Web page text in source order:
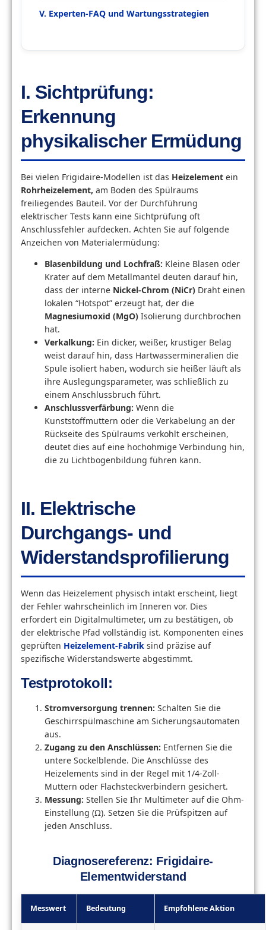
V. Experten-FAQ und Wartungsstrategien
I. Sichtprüfung:
Erkennung
physikalischer Ermüdung
Bei vielen Frigidaire-Modellen ist das Heizelement ein
Rohrheizelement, am Boden des Spülraums
freiliegendes Bauteil. Vor der Durchführung
elektrischer Tests kann eine Sichtprüfung oft
Anschlussfehler aufdecken. Achten Sie auf folgende
Anzeichen von Materialermüdung:
Blasenbildung und Lochfraß: Kleine Blasen oder
Krater auf dem Metallmantel deuten darauf hin,
dass der interne Nickel-Chrom (NiCr) Draht einen
lokalen “Hotspot” erzeugt hat, der die
Magnesiumoxid (MgO) Isolierung durchbrochen
hat.
Verkalkung: Ein dicker, weißer, krustiger Belag
weist darauf hin, dass Hartwassermineralien die
Spule isoliert haben, wodurch sie heißer läuft als
ihre Auslegungsparameter, was schließlich zu
einem Anschlussbruch führt.
Anschlussverfärbung: Wenn die
Kunststoffmuttern oder die Verkabelung an der
Rückseite des Spülraums verkohlt erscheinen,
deutet dies auf eine hochohmige Verbindung hin,
die zu Lichtbogenbildung führen kann.
II. Elektrische
Durchgangs- und
Widerstandsprofilierung
Wenn das Heizelement physisch intakt erscheint, liegt
der Fehler wahrscheinlich im Inneren vor. Dies
erfordert ein Digitalmultimeter, um zu bestätigen, ob
der elektrische Pfad vollständig ist. Komponenten eines
geprüften Heizelement-Fabrik sind präzise auf
spezifische Widerstandswerte abgestimmt.
Testprotokoll:
Stromversorgung trennen: Schalten Sie die
Geschirrspülmaschine am Sicherungsautomaten
aus.
Zugang zu den Anschlüssen: Entfernen Sie die
untere Sockelblende. Die Anschlüsse des
Heizelements sind in der Regel mit 1/4-Zoll-
Muttern oder Flachsteckverbindern gesichert.
Messung: Stellen Sie Ihr Multimeter auf die Ohm-
Einstellung (Ω). Setzen Sie die Prüfspitzen auf
jeden Anschluss.
Diagnosereferenz: Frigidaire-
Elementwiderstand
Messwert Bedeutung Empfohlene Aktion